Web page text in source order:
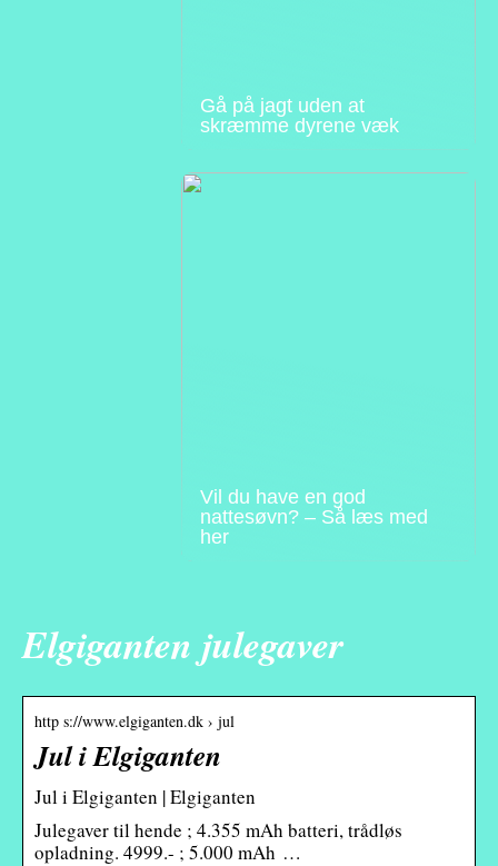
Gå på jagt uden at
skræmme dyrene væk
Vil du have en god
nattesøvn? – Så læs med
her
Elgiganten julegaver
http s://www.elgiganten.dk › jul
Jul i Elgiganten
Jul i Elgiganten | Elgiganten
Julegaver til hende ; 4.355 mAh batteri, trådløs
opladning. 4999.- ; 5.000 mAh …